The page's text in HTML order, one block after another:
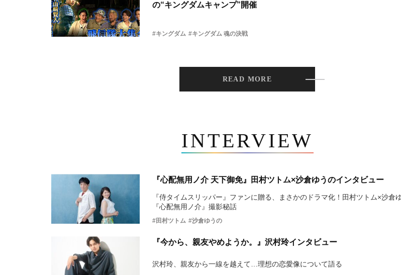
の“キングダムキャンプ”開催
#キングダム #キングダム 魂の決戦
READ MORE
INTERVIEW
『心配無用ノ介 天下御免』田村ツトム×沙倉ゆうのインタビュー
『侍タイムスリッパー』ファンに贈る、まさかのドラマ化！田村ツトム×沙倉
『心配無用ノ介』撮影秘話
#田村ツトム #沙倉ゆうの
『今から、親友やめようか。』沢村玲インタビュー
沢村玲、親友から一線を越えて…理想の恋愛像について語る